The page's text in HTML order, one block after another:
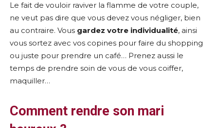
Le fait de vouloir raviver la flamme de votre couple,
ne veut pas dire que vous devez vous négliger, bien
au contraire. Vous gardez votre individualité, ainsi
vous sortez avec vos copines pour faire du shopping
ou juste pour prendre un café… Prenez aussi le
temps de prendre soin de vous de vous coiffer,
maquiller…
Comment rendre son mari